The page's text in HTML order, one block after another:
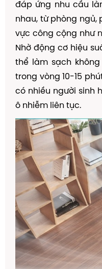
đáp ứng nhu cầu
nhau, từ phòng ngủ,
vực công cộng như
Nhờ động cơ hiệu
thể làm sạch
trong vòng 10-15
có nhiều người sinh
ô nhiễm liên tục.